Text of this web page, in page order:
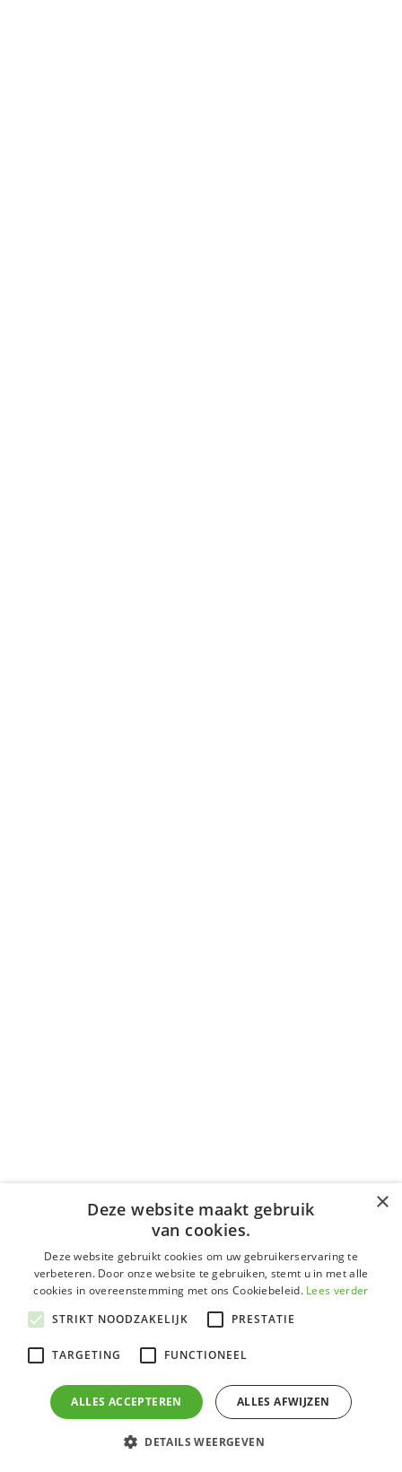
Heeft u
×
Deze website maakt gebruik
van cookies.
Deze website gebruikt cookies om uw gebruikerservaring te
verbeteren. Door onze website te gebruiken, stemt u in met alle
cookies in overeenstemming met ons Cookiebeleid. Lees verder
STRIKT NOODZAKELIJK
PRESTATIE
TARGETING FUNCTIONEEL
ALLES ACCEPTEREN ALLES AFWIJZEN
DETAILS WEERGEVEN